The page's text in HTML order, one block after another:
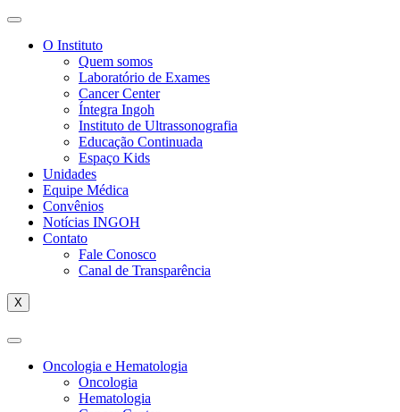
O Instituto
Quem somos
Laboratório de Exames
Cancer Center
Íntegra Ingoh
Instituto de Ultrassonografia
Educação Continuada
Espaço Kids
Unidades
Equipe Médica
Convênios
Notícias INGOH
Contato
Fale Conosco
Canal de Transparência
X
Oncologia e Hematologia
Oncologia
Hematologia